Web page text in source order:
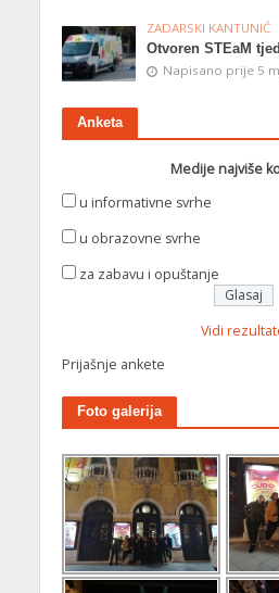
ZADARSKI KANTUNIĆ
Otvoren STEaM
Napisano prije 5
Anketa
Medije najviše
u informativne svrhe
u obrazovne svrhe
za zabavu i opuštanje
Vidi
Prijašnje ankete
Foto galerija